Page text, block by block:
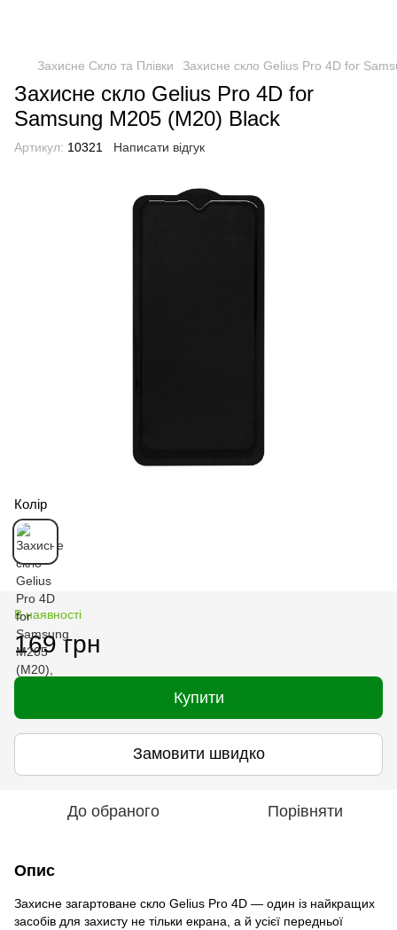
Захисне Скло та Плівки Захисне скло Gelius Pro 4D for
Захисне скло Gelius Pro 4D for
Samsung M205 (M20) Black
Артикул: 10321 Написати відгук
Колір
В наявності
169 грн
Купити
Замовити швидко
До обраного Порівняти
Опис
Захисне загартоване скло Gelius Pro 4D — один із найкращих
засобів для захисту не тільки екрана, а й усієї передньої